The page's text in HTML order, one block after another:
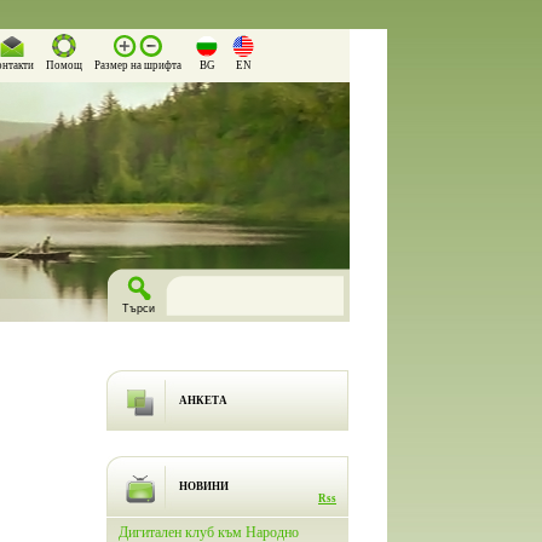
Помощ Размер на шрифта BG EN
АНКЕТА
НОВИНИ
Rss
Дигитален клуб към Народно